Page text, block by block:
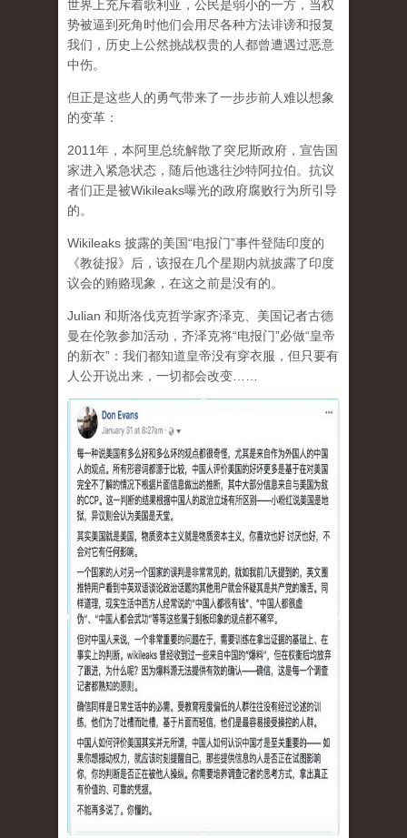
世界上充斥着歌利亚，公民是弱小的一方，当权
势被逼到死角时他们会用尽各种方法诽谤和报复
我们，历史上公然挑战权贵的人都曾遭遇过恶意
中伤。
但正是这些人的勇气带来了一步步前人难以想象
的变革：
2011年，本阿里总统解散了突尼斯政府，宣告国
家进入紧急状态，随后他逃往沙特阿拉伯。抗议
者们正是被Wikileaks曝光的政府腐败行为所引导
的。
Wikileaks 披露的美国“电报门”事件登陆印度的
《教徒报》后，该报在几个星期内就披露了印度
议会的贿赂现象，在这之前是没有的。
Julian 和斯洛伐克哲学家齐泽克、美国记者古德
曼在伦敦参加活动，齐泽克将“电报门”必做“皇帝
的新衣”：我们都知道皇帝没有穿衣服，但只要有
人公开说出来，一切都会改变……